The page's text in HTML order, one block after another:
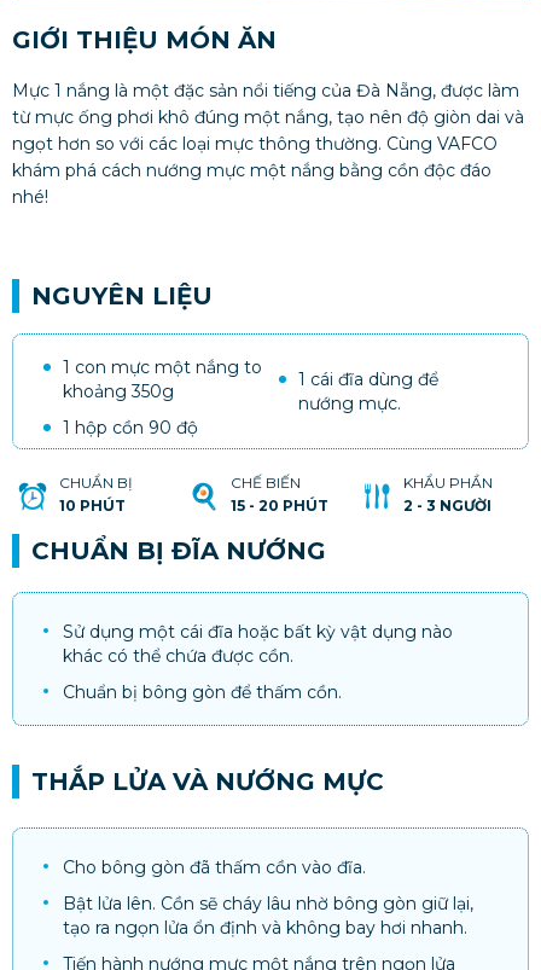
GIỚI THIỆU MÓN ĂN
Mực 1 nắng là một đặc sản nổi tiếng của Đà Nẵng, được làm
từ mực ống phơi khô đúng một nắng, tạo nên độ giòn dai và
ngọt hơn so với các loại mực thông thường​​. Cùng VAFCO
khám phá cách nướng mực một nắng bằng cồn độc đáo
nhé!
NGUYÊN LIỆU
1 con mực một nắng to
khoảng 350g
1 hộp cồn 90 độ
1 cái đĩa dùng để
nướng mực​​.
CHUẨN BỊ
10 PHÚT
CHẾ BIẾN
15 - 20 PHÚT
KHẨU PHẦN
2 - 3 NGƯỜI
CHUẨN BỊ ĐĨA NƯỚNG
Sử dụng một cái đĩa hoặc bất kỳ vật dụng nào
khác có thể chứa được cồn.
Chuẩn bị bông gòn để thấm cồn.
THẮP LỬA VÀ NƯỚNG MỰC
Cho bông gòn đã thấm cồn vào đĩa.
Bật lửa lên. Cồn sẽ cháy lâu nhờ bông gòn giữ lại,
tạo ra ngọn lửa ổn định và không bay hơi nhanh.
Tiến hành nướng mực một nắng trên ngọn lửa